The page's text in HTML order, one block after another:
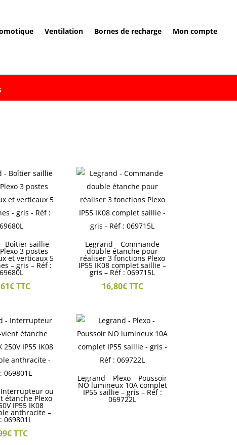
Ventilation Bornes de recharge Mon compte
Boîtier saillie
3 postes
et verticaux 5
– gris – Réf :
€TTC
Legrand – Commande
double étanche pour
réaliser 3 fonctions Plexo
IP55 IK08 complet saillie –
gris – Réf : 069715L
16,80€TTC
Interrupteur ou
étanche Plexo
IP55 IK08
anthracite –
069801L
€TTC
Legrand – Plexo – Poussoir
NO lumineux 10A complet
IP55 saillie – gris – Réf :
069722L